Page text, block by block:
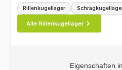
Rillenkugellager
Alle Rillenkugellager
Eigenschaften